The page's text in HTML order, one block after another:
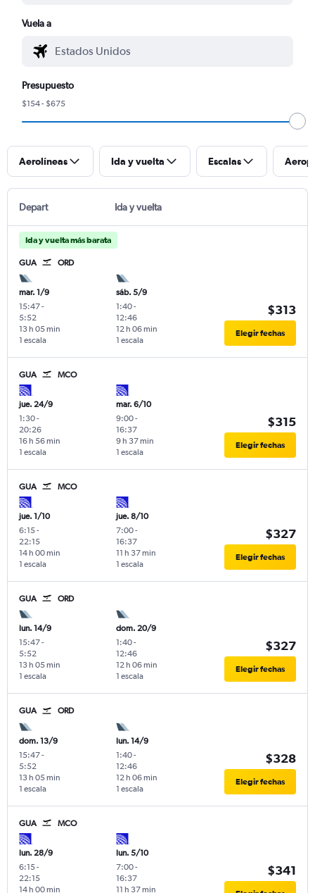
Vuela a
Presupuesto
$154 - $675
Aerolíneas Ida y vuelta Escalas
Depart Ida y vuelta
Ida y vuelta más barata
GUA ORD
mar. 1/9
15:47-
5:52
1 escala
13 h 05 min
sáb. 5/9
1:40-
12:46
1 escala
12 h 06 min
$313
Elegir fechas
GUA MCO
jue. 24/9
1:30-
20:26
1 escala
16 h 56 min
mar. 6/10
9:00-
16:37
1 escala
9 h 37 min
$315
Elegir fechas
GUA MCO
jue. 1/10
6:15-
22:15
1 escala
14 h 00 min
jue. 8/10
7:00-
16:37
1 escala
11 h 37 min
$327
Elegir fechas
GUA ORD
lun. 14/9
15:47-
5:52
1 escala
13 h 05 min
dom. 20/9
1:40-
12:46
1 escala
12 h 06 min
$327
Elegir fechas
GUA ORD
dom. 13/9
15:47-
5:52
1 escala
13 h 05 min
lun. 14/9
1:40-
12:46
1 escala
12 h 06 min
$328
Elegir fechas
GUA MCO
lun. 28/9
6:15-
22:15
14 h 00 min
lun. 5/10
7:00-
16:37
11 h 37 min
$341